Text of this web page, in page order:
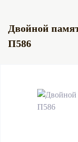
Двойной
П586